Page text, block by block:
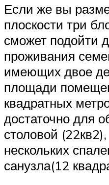
Если же вы
плоскости три
сможет подойти
проживания
имеющих двое
площади
квадратных
достаточно для
столовой
нескольких
санузла(12